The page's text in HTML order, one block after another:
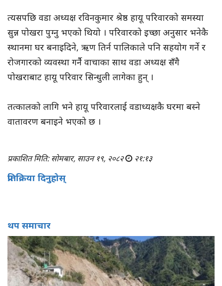
त्यसपछि वडा अध्यक्ष रविनकुमार श्रेष्ठ हायू परिवारको समस्या
सुन्न पोखरा पुग्नु भएको थियो । परिवारको इच्छा अनुसार भनेकै
स्थानमा घर बनाइदिने, ऋण तिर्न पालिकाले पनि सहयोग गर्ने र
रोजगारको व्यवस्था गर्नै वाचाका साथ वडा अध्यक्ष सँगै
पोखराबाट हायू परिवार सिन्धुली लागेका हुन् ।
तत्कालको लागि भने हायू परिवारलाई वडाध्यक्षकै घरमा बस्ने
वातावरण बनाइने भएको छ ।
प्रकाशित मिति: सोमबार, साउन १९, २०८२ २१:१३
प्रतिक्रिया दिनुहोस्
थप समाचार